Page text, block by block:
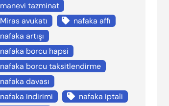
manevi tazminat
Miras avukatı
nafaka affı
nafaka artışı
nafaka borcu hapsi
nafaka borcu taksitlendirme
nafaka davası
nafaka indirimi
nafaka iptali